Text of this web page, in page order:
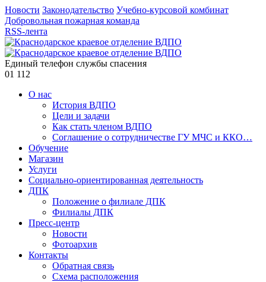
Новости Законодательство Учебно-курсовой комбинат
Добровольная пожарная команда
RSS-лента
Единый телефон службы спасения
01 112
О нас
История ВДПО
Цели и задачи
Как стать членом ВДПО
Соглашение о сотрудничестве ГУ МЧС и ККО…
Обучение
Магазин
Услуги
Социально-ориентированная деятельность
ДПК
Положение о филиале ДПК
Филиалы ДПК
Пресс-центр
Новости
Фотоархив
Контакты
Обратная связь
Схема расположения